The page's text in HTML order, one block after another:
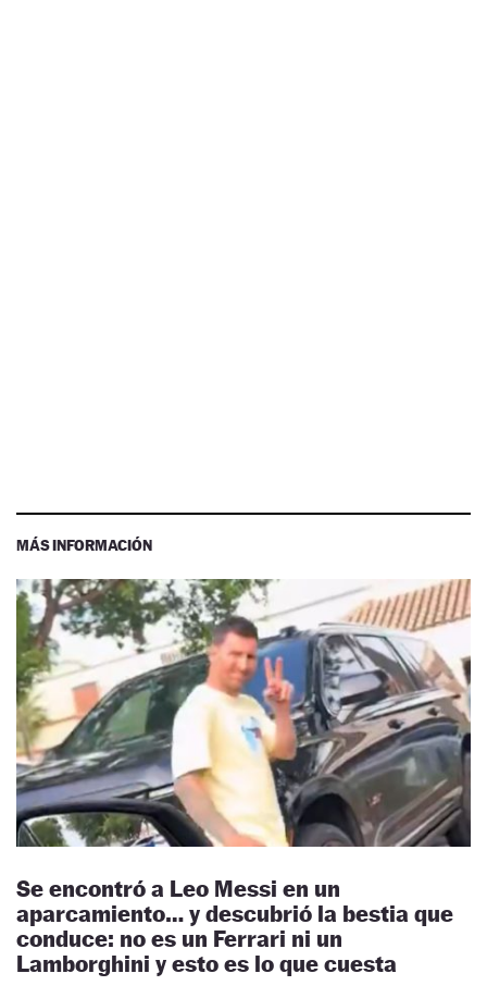
MÁS INFORMACIÓN
Se encontró a Leo Messi en un
aparcamiento… y descubrió la bestia que
conduce: no es un Ferrari ni un
Lamborghini y esto es lo que cuesta